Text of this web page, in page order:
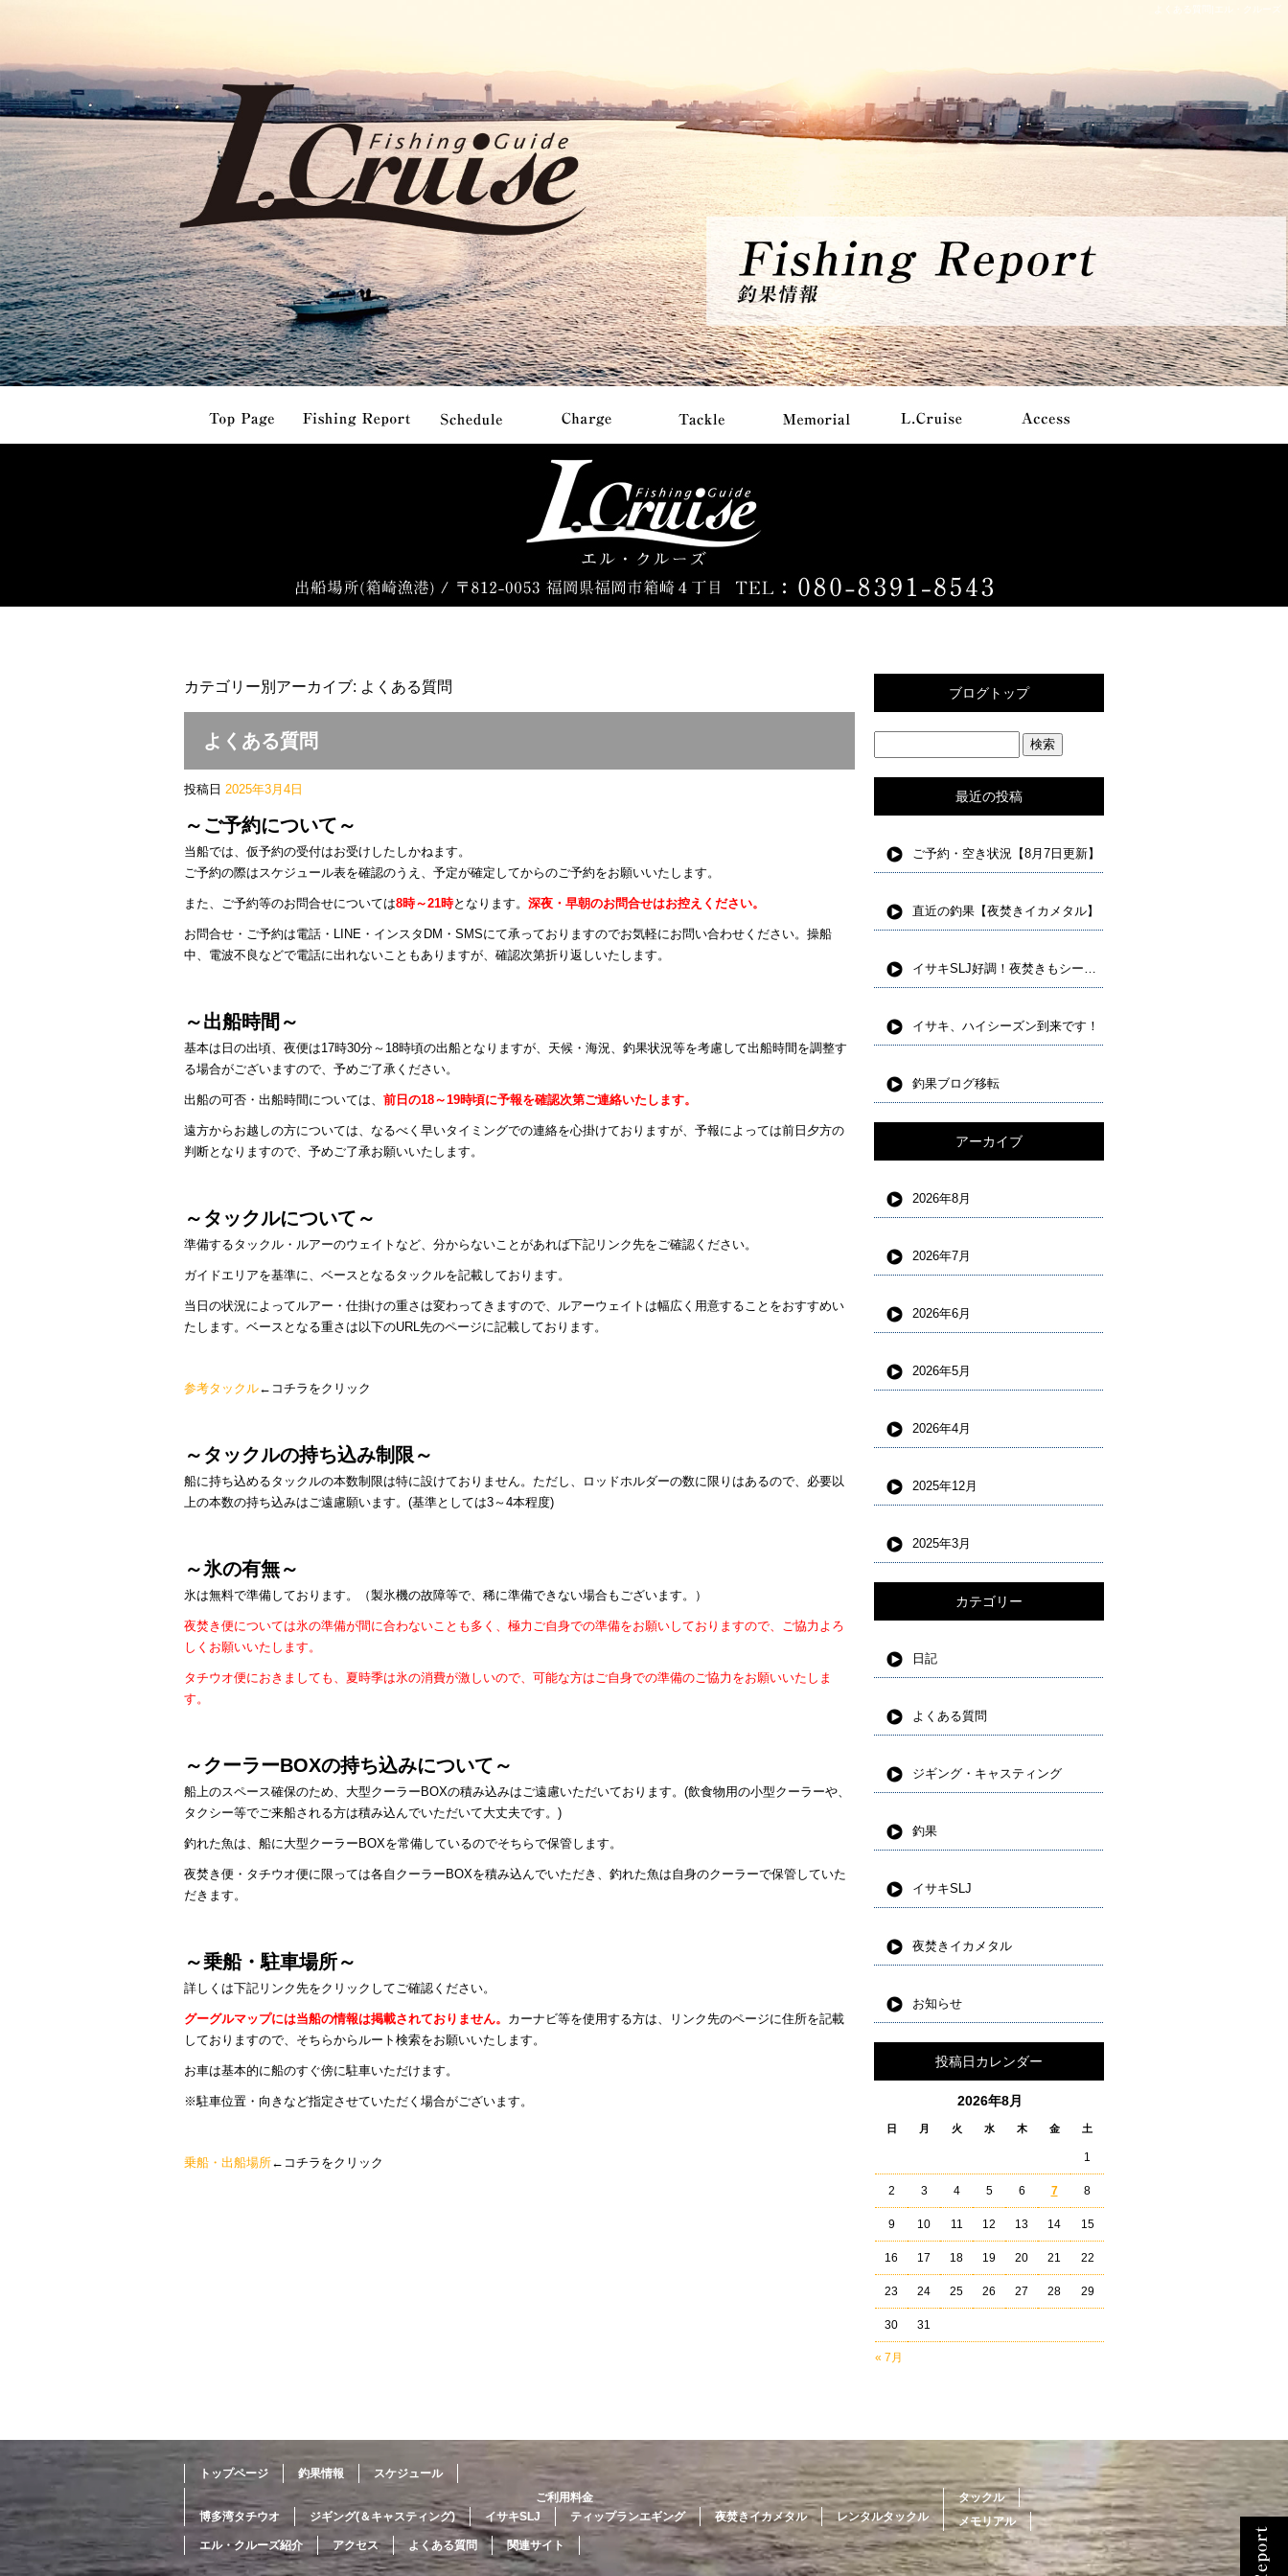
カテゴリー別アーカイブ: よくある質問
よくある質問
投稿日 2025年3月4日
～ご予約について～
当船では、仮予約の受付はお受けしたしかねます。
ご予約の際はスケジュール表を確認のうえ、予定が確定してからのご予約をお願いいたします。
また、ご予約等のお問合せについては8時～21時となります。 深夜・早朝のお問合せはお控えください。
お問合せ・ご予約は電話・LINE・インスタDM・SMSにて承っておりますのでお気軽にお問い合わせください。操船
中、電波不良などで電話に出れないこともありますが、確認次第折り返しいたします。
～出船時間～
基本は日の出頃、夜便は17時30分～18時頃の出船となりますが、天候・海況、釣果状況等を考慮して出船時間を調整す
る場合がございますので、予めご了承ください。
出船の可否・出船時間については、 前日の18～19時頃に予報を確認次第ご連絡いたします。
遠方からお越しの方については、なるべく早いタイミングでの連絡を心掛けておりますが、予報によっては前日夕方の
判断となりますので、予めご了承お願いいたします。
～タックルについて～
準備するタックル・ルアーのウェイトなど、分からないことがあれば下記リンク先をご確認ください。
ガイドエリアを基準に、ベースとなるタックルを記載しております。
当日の状況によってルアー・仕掛けの重さは変わってきますので、ルアーウェイトは幅広く用意することをおすすめい
たします。ベースとなる重さは以下のURL先のページに記載しております。
参考タックル←コチラをクリック
～タックルの持ち込み制限～
船に持ち込めるタックルの本数制限は特に設けておりません。ただし、ロッドホルダーの数に限りはあるので、必要以
上の本数の持ち込みはご遠慮願います。(基準としては3～4本程度)
～氷の有無～
氷は無料で準備しております。（製氷機の故障等で、稀に準備できない場合もございます。）
夜焚き便については氷の準備が間に合わないことも多く、極力ご自身での準備をお願いしておりますので、ご協力よろ
しくお願いいたします。
タチウオ便におきましても、夏時季は氷の消費が激しいので、可能な方はご自身での準備のご協力をお願いいたしま
す。
～クーラーBOXの持ち込みについて～
船上のスペース確保のため、大型クーラーBOXの積み込みはご遠慮いただいております。(飲食物用の小型クーラーや、
タクシー等でご来船される方は積み込んでいただいて大丈夫です。)
釣れた魚は、船に大型クーラーBOXを常備しているのでそちらで保管します。
夜焚き便・タチウオ便に限っては各自クーラーBOXを積み込んでいただき、釣れた魚は自身のクーラーで保管していた
だきます。
～乗船・駐車場所～
詳しくは下記リンク先をクリックしてご確認ください。
グーグルマップには当船の情報は掲載されておりません。 カーナビ等を使用する方は、リンク先のページに住所を記載
しておりますので、そちらからルート検索をお願いいたします。
お車は基本的に船のすぐ傍に駐車いただけます。
※駐車位置・向きなど指定させていただく場合がございます。
乗船・出船場所←コチラをクリック
ブログトップ
最近の投稿
ご予約・空き状況【8月7日更新】
直近の釣果【夜焚きイカメタル】
イサキSLJ好調！夜焚きもシーズンインしました。
イサキ、ハイシーズン到来です！
釣果ブログ移転
アーカイブ
2026年8月
2026年7月
2026年6月
2026年5月
2026年4月
2025年12月
2025年3月
カテゴリー
日記
よくある質問
ジギング・キャスティング
釣果
イサキSLJ
夜焚きイカメタル
お知らせ
投稿日カレンダー
2026年8月
日 月 火 水 木 金 土
« 7月
1
2 3 4 5 6 7 8
9 10 11 12 13 14 15
16 17 18 19 20 21 22
23 24 25 26 27 28 29
30 31
トップページ 釣果情報
スケジュール
ご利用料金
博多湾タチウオ
ジギング(＆キャスティング) イサキSLJ ティップランエギング 夜焚きイカメタル レンタルタックル
タックル
メモリアル
エル・クルーズ紹介
アクセス よくある質問 関連サイト